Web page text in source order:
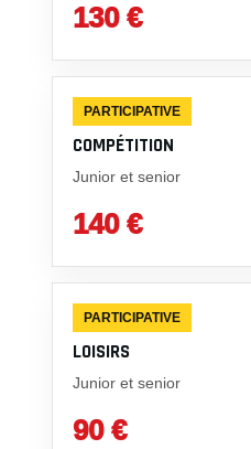
130 €
PARTICIPATIVE
COMPÉTITION
Junior et senior
140 €
PARTICIPATIVE
LOISIRS
Junior et senior
90 €